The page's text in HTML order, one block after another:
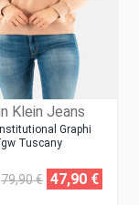
Klein Jeans
Graphi
Tuscany
79,90 € 47,90 €